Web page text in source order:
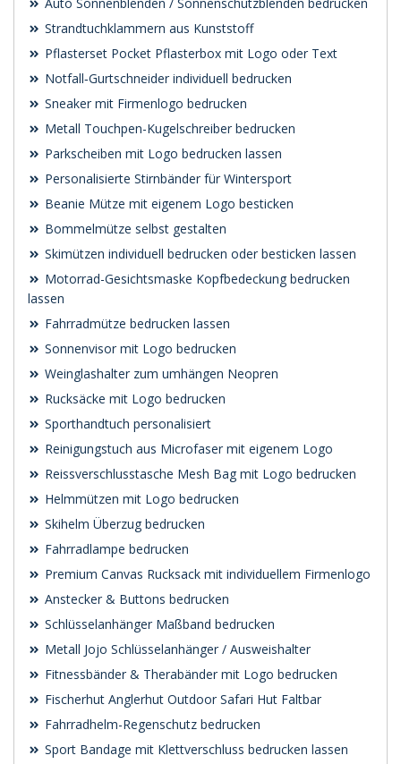
Strandtuchklammern aus Kunststoff
Pflasterset Pocket Pflasterbox mit Logo oder Text
Notfall‑Gurtschneider individuell bedrucken
Sneaker mit Firmenlogo bedrucken
Metall Touchpen-Kugelschreiber bedrucken
Parkscheiben mit Logo bedrucken lassen
Personalisierte Stirnbänder für Wintersport
Beanie Mütze mit eigenem Logo besticken
Bommelmütze selbst gestalten
Skimützen individuell bedrucken oder besticken lassen
Motorrad-Gesichtsmaske Kopfbedeckung bedrucken
lassen
Fahrradmütze bedrucken lassen
Sonnenvisor mit Logo bedrucken
Weinglashalter zum umhängen Neopren
Rucksäcke mit Logo bedrucken
Sporthandtuch personalisiert
Reinigungstuch aus Microfaser mit eigenem Logo
Reissverschlusstasche Mesh Bag mit Logo bedrucken
Helmmützen mit Logo bedrucken
Skihelm Überzug bedrucken
Fahrradlampe bedrucken
Premium Canvas Rucksack mit individuellem Firmenlogo
Anstecker & Buttons bedrucken
Schlüsselanhänger Maßband bedrucken
Metall Jojo Schlüsselanhänger / Ausweishalter
Fitnessbänder & Therabänder mit Logo bedrucken
Fischerhut Anglerhut Outdoor Safari Hut Faltbar
Fahrradhelm-Regenschutz bedrucken
Sport Bandage mit Klettverschluss bedrucken lassen